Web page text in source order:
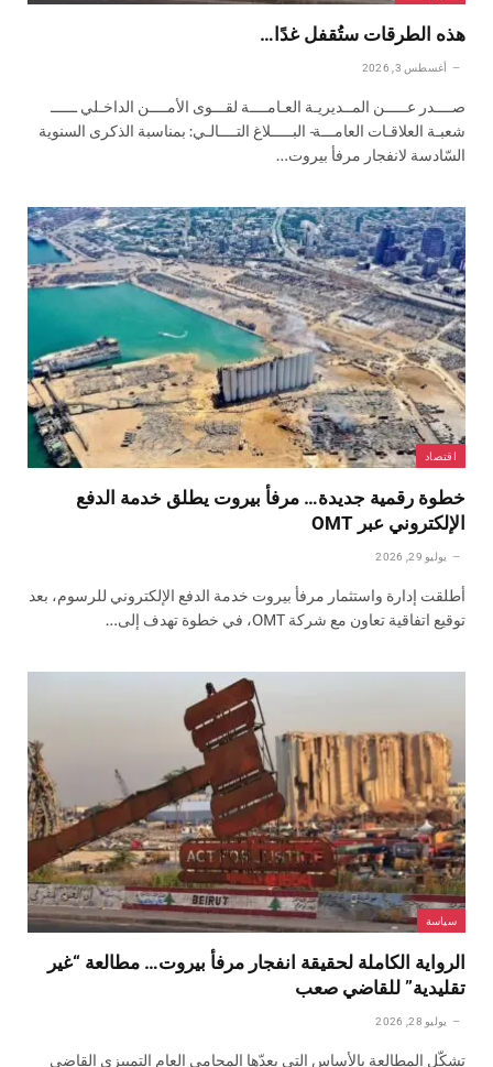
هذه الطرقات ستُقفل غدًا…
أغسطس 3, 2026
صــــدر عـــــن المــديريـة العـامــــة لقـــوى الأمــــن الداخـلي ــــــ
شعبـة العلاقـات العامـــة- البـــــلاغ التــــالـي: بمناسبة الذكرى السنوية
السّادسة لانفجار مرفأ بيروت…
اقتصاد
خطوة رقمية جديدة… مرفأ بيروت يطلق خدمة الدفع
الإلكتروني عبر OMT
يوليو 29, 2026
أطلقت إدارة واستثمار مرفأ بيروت خدمة الدفع الإلكتروني للرسوم، بعد
توقيع اتفاقية تعاون مع شركة OMT، في خطوة تهدف إلى…
سياسة
الرواية الكاملة لحقيقة انفجار مرفأ بيروت… مطالعة “غير
تقليدية” للقاضي صعب
يوليو 28, 2026
تشكّل المطالعة بالأساس التي يعدّها المحامي العام التمييزي القاضي